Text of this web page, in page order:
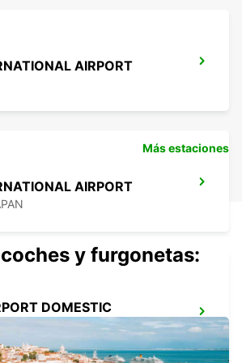
AIRPORT
AIRPORT
DOMESTIC
Más estaciones
y furgonetas: